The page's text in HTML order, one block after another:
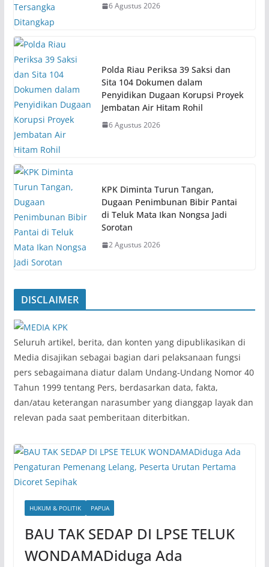
6 Agustus 2026
Polda Riau Periksa 39 Saksi dan
Sita 104 Dokumen dalam
Penyidikan Dugaan Korupsi Proyek
Jembatan Air Hitam Rohil
6 Agustus 2026
KPK Diminta Turun Tangan,
Dugaan Penimbunan Bibir Pantai
di Teluk Mata Ikan Nongsa Jadi
Sorotan
2 Agustus 2026
DISCLAIMER
‎Seluruh artikel, berita, dan konten yang dipublikasikan di
Media disajikan sebagai bagian dari pelaksanaan fungsi
pers sebagaimana diatur dalam Undang-Undang Nomor 40
Tahun 1999 tentang Pers, berdasarkan data, fakta,
dan/atau keterangan narasumber yang dianggap layak dan
relevan pada saat pemberitaan diterbitkan.
HUKUM & POLITIK PAPUA
BAU TAK SEDAP DI LPSE TELUK
WONDAMADiduga Ada